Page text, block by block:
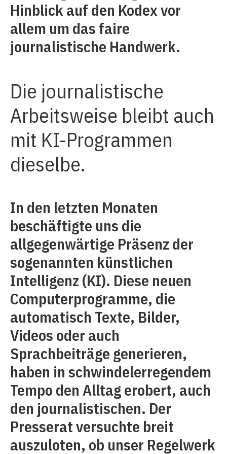
Hinblick auf den Kodex vor
allem um das faire
journalistische Handwerk.
Die journalistische
Arbeitsweise bleibt auch
mit KI-Programmen
dieselbe.
In den letzten Monaten
beschäftigte uns die
allgegenwärtige Präsenz der
sogenannten künstlichen
Intelligenz (KI). Diese neuen
Computerprogramme, die
automatisch Texte, Bilder,
Videos oder auch
Sprachbeiträge generieren,
haben in schwindelerregendem
Tempo den Alltag erobert, auch
den journalistischen. Der
Presserat versuchte breit
auszuloten, ob unser Regelwerk